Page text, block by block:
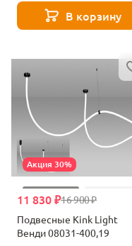
В корзину
Акция 30%
16 900 ₽
11 830 ₽
Подвесные Kink Light
Венди 08031-400,19